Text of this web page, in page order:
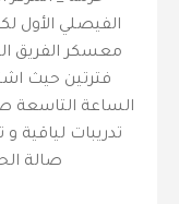
الفيصلي الأول
معسكر الفريق
فترتين حيث
الساعة التاسعة
تدريبات لياقية
صالة